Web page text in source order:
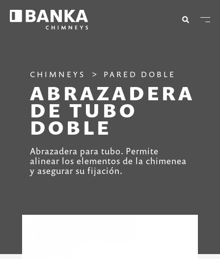
CHIMNEYS PARED DOBLE
ABRAZADERA
DE TUBO
DOBLE
Abrazadera para tubo. Permite
alinear los elementos de la chimenea
y asegurar su fijación.